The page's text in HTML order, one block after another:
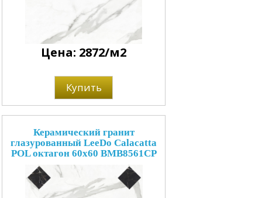
Цена: 2872/м2
Купить
Керамический гранит
глазурованный LeeDo Calacatta
POL октагон 60x60 BMB8561CP